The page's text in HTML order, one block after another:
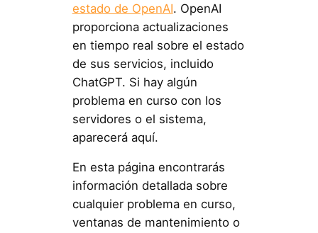
estado de OpenAI. OpenAI
proporciona actualizaciones
en tiempo real sobre el estado
de sus servicios, incluido
ChatGPT. Si hay algún
problema en curso con los
servidores o el sistema,
aparecerá aquí.
En esta página encontrarás
información detallada sobre
cualquier problema en curso,
ventanas de mantenimiento o